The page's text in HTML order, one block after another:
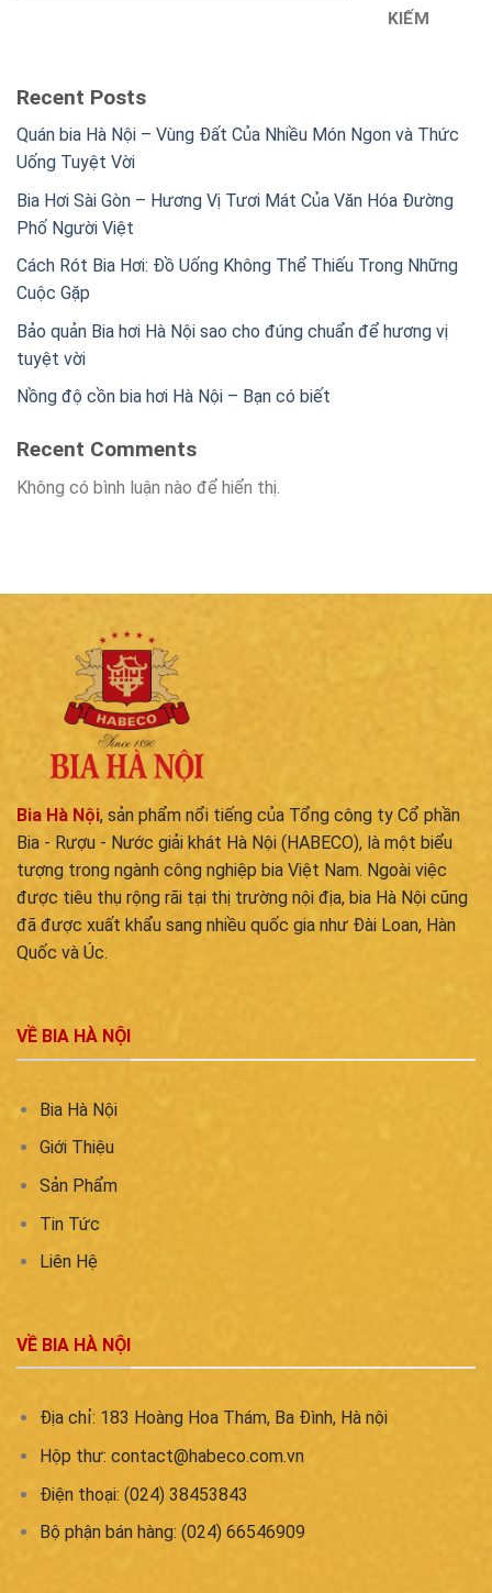
KIẾM
Recent Posts
Quán bia Hà Nội – Vùng Đất Của Nhiều Món Ngon và Thức
Uống Tuyệt Vời
Bia Hơi Sài Gòn – Hương Vị Tươi Mát Của Văn Hóa Đường
Phố Người Việt
Cách Rót Bia Hơi: Đồ Uống Không Thể Thiếu Trong Những
Cuộc Gặp
Bảo quản Bia hơi Hà Nội sao cho đúng chuẩn để hương vị
tuyệt vời
Nồng độ cồn bia hơi Hà Nội – Bạn có biết
Recent Comments
Không có bình luận nào để hiển thị.
Bia Hà Nội, sản phẩm nổi tiếng của Tổng công ty Cổ phần
Bia - Rượu - Nước giải khát Hà Nội (HABECO), là một biểu
tượng trong ngành công nghiệp bia Việt Nam. Ngoài việc
được tiêu thụ rộng rãi tại thị trường nội địa, bia Hà Nội cũng
đã được xuất khẩu sang nhiều quốc gia như Đài Loan, Hàn
Quốc và Úc.
VỀ BIA HÀ NỘI
Bia Hà Nội
Giới Thiệu
Sản Phẩm
Tin Tức
Liên Hệ
VỀ BIA HÀ NỘI
Địa chỉ: 183 Hoàng Hoa Thám, Ba Đình, Hà nội
Hộp thư: contact@habeco.com.vn
Điện thoại: (024) 38453843
Bộ phận bán hàng: (024) 66546909